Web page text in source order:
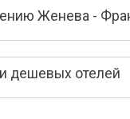
Женева -
дешевых отелей